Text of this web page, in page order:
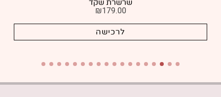
שרשרת שקד
₪179.00
לרכישה